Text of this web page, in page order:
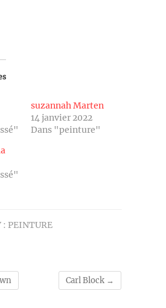
suzannah Marten
14 janvier 2022
Dans "peinture"
: PEINTURE
Carl Block →